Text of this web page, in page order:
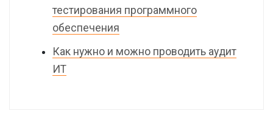
тестирования программного
обеспечения
Как нужно и можно проводить аудит
ИТ